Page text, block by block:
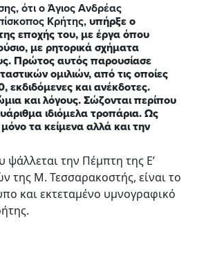
ότι ο Άγιος Ανδρέας
Κρήτης, υπήρξε ο
εποχής του, με έργα όπου
με ρητορικά σχήματα
Πρώτος αυτός παρουσίασε
ομιλιών, από τις οποίες
εκδιδόμενες και ανέκδοτες.
και λόγους. Σώζονται περίπου
ιδιόμελα τροπάρια. Ως
τα κείμενα αλλά και την
την Πέμπτη της Ε’
της Μ. Τεσσαρακοστής, είναι το
και εκτεταμένο υμνογραφικό